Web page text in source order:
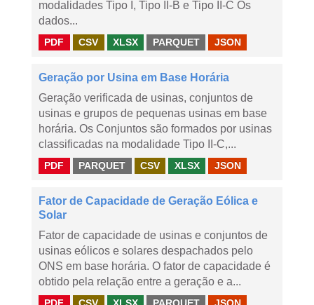
modalidades Tipo I, Tipo II-B e Tipo II-C Os
dados...
PDF CSV XLSX PARQUET JSON
Geração por Usina em Base Horária
Geração verificada de usinas, conjuntos de
usinas e grupos de pequenas usinas em base
horária. Os Conjuntos são formados por usinas
classificadas na modalidade Tipo II-C,...
PDF PARQUET CSV XLSX JSON
Fator de Capacidade de Geração Eólica e
Solar
Fator de capacidade de usinas e conjuntos de
usinas eólicos e solares despachados pelo
ONS em base horária. O fator de capacidade é
obtido pela relação entre a geração e a...